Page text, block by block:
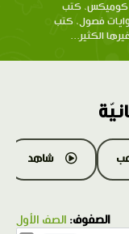
كوميكس، كتب
فصول، كتب
الكثير...
شاهد
الصفوف: الصف الأول